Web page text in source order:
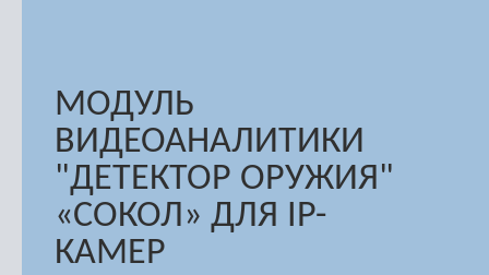
МОДУЛЬ
ВИДЕОАНАЛИТИКИ
"ДЕТЕКТОР ОРУЖИЯ"
«СОКОЛ» ДЛЯ IP-
КАМЕР